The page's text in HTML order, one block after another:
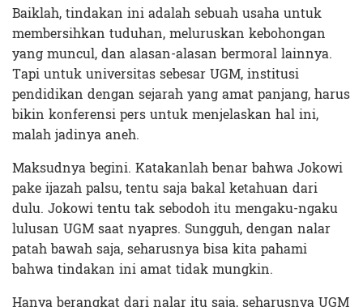
Baiklah, tindakan ini adalah sebuah usaha untuk
membersihkan tuduhan, meluruskan kebohongan
yang muncul, dan alasan-alasan bermoral lainnya.
Tapi untuk universitas sebesar UGM, institusi
pendidikan dengan sejarah yang amat panjang, harus
bikin konferensi pers untuk menjelaskan hal ini,
malah jadinya aneh.
Maksudnya begini. Katakanlah benar bahwa Jokowi
pake ijazah palsu, tentu saja bakal ketahuan dari
dulu. Jokowi tentu tak sebodoh itu mengaku-ngaku
lulusan UGM saat nyapres. Sungguh, dengan nalar
patah bawah saja, seharusnya bisa kita pahami
bahwa tindakan ini amat tidak mungkin.